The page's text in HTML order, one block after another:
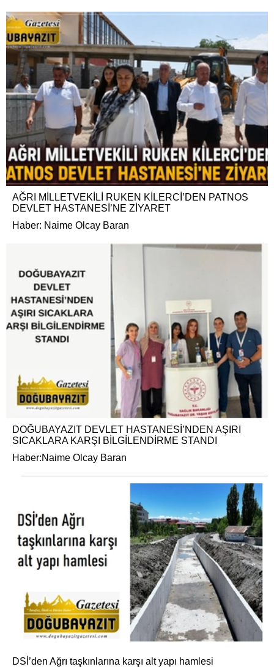
AĞRI MİLLETVEKİLİ RUKEN KİLERCİ’DEN PATNOS
DEVLET HASTANESİ’NE ZİYARET
Haber: Naime Olcay Baran
DOĞUBAYAZIT DEVLET HASTANESİ’NDEN AŞIRI
SICAKLARA KARŞI BİLGİLENDİRME STANDI
Haber:Naime Olcay Baran
DSİ’den Ağrı taşkınlarına karşı alt yapı hamlesi